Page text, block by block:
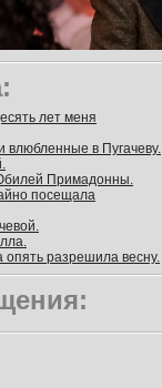
лет меня
влюбленные в Пугачеву.
Примадонны.
посещала
разрешила весну.